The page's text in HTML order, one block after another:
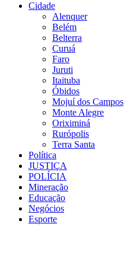
Cidade
Alenquer
Belém
Belterra
Curuá
Faro
Juruti
Itaituba
Óbidos
Mojuí dos Campos
Monte Alegre
Oriximiná
Rurópolis
Terra Santa
Política
JUSTIÇA
POLÍCIA
Mineração
Educação
Negócios
Esporte